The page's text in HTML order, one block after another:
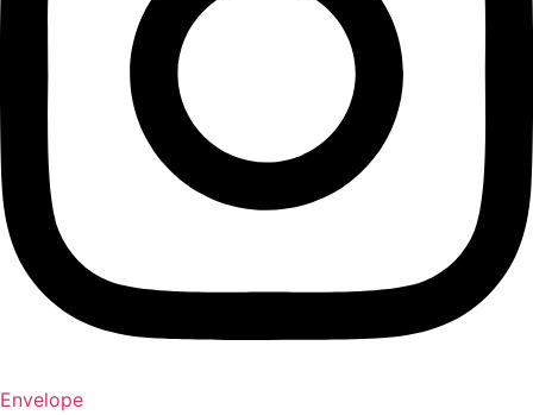
Envelope